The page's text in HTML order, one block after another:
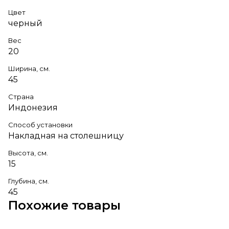
Цвет
черный
Вес
20
Ширина, см.
45
Страна
Индонезия
Способ установки
Накладная на столешницу
Высота, см.
15
Глубина, см.
45
Похожие товары